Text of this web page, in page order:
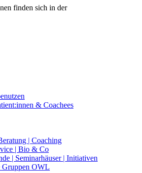
finden sich in der
& Coachees
| Coaching
| Bio & Co
| Seminarhäuser | Initiativen
Gruppen OWL